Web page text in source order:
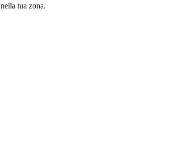
nella tua zona.